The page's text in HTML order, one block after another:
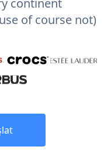
of course not)